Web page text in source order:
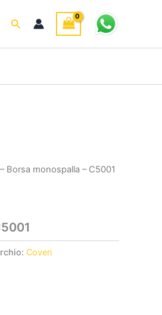
Cerca
Borsa monospalla – C5001
Coveri